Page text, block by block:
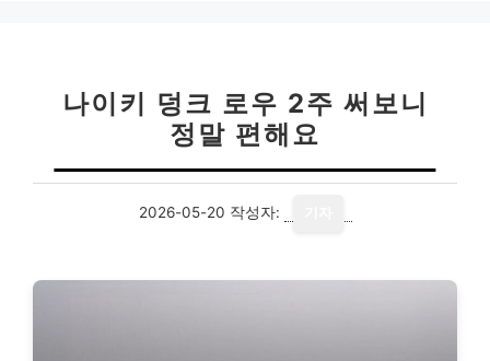
나이키 덩크 로우 2주 써보니
정말 편해요
2026-05-20 작성자: